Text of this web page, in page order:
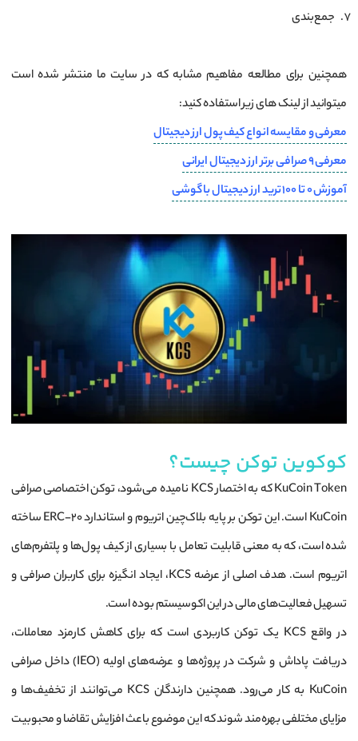
جمع‌بندی
همچنین برای مطالعه مفاهیم مشابه که در سایت ما منتشر شده است
میتوانید از لینک های زیر استفاده کنید:
معرفی و مقایسه انواع کیف پول ارز دیجیتال
معرفی 9 صرافی برتر ارز دیجیتال ایرانی
آموزش 0 تا 100 ترید ارز دیجیتال با گوشی
کوکوین توکن چیست؟
KuCoin Token که به اختصار KCS نامیده می‌شود، توکن اختصاصی صرافی
KuCoin است. این توکن بر پایه بلاک‌چین اتریوم و استاندارد ERC-20 ساخته
شده است، که به معنی قابلیت تعامل با بسیاری از کیف پول‌ها و پلتفرم‌های
اتریوم است. هدف اصلی از عرضه KCS، ایجاد انگیزه برای کاربران صرافی و
تسهیل فعالیت‌های مالی در این اکوسیستم بوده است.
در واقع KCS یک توکن کاربردی است که برای کاهش کارمزد معاملات،
دریافت پاداش و شرکت در پروژه‌ها و عرضه‌های اولیه (IEO) داخل صرافی
KuCoin به کار می‌رود. همچنین دارندگان KCS می‌توانند از تخفیف‌ها و
مزایای مختلفی بهره‌مند شوند که این موضوع باعث افزایش تقاضا و محبوبیت